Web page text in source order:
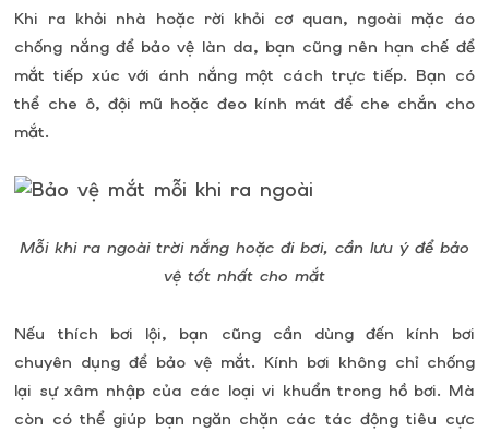
Khi ra khỏi nhà hoặc rời khỏi cơ quan, ngoài mặc áo
chống nắng để bảo vệ làn da, bạn cũng nên hạn chế để
mắt tiếp xúc với ánh nắng một cách trực tiếp. Bạn có
thể che ô, đội mũ hoặc đeo kính mát để che chắn cho
mắt.
Mỗi khi ra ngoài trời nắng hoặc đi bơi, cần lưu ý để bảo
vệ tốt nhất cho mắt
Nếu thích bơi lội, bạn cũng cần dùng đến kính bơi
chuyên dụng để bảo vệ mắt. Kính bơi không chỉ chống
lại sự xâm nhập của các loại vi khuẩn trong hồ bơi. Mà
còn có thể giúp bạn ngăn chặn các tác động tiêu cực